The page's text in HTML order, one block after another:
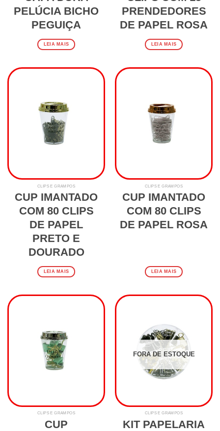
PELÚCIA BICHO
PEGUIÇA
LEIA MAIS
PRENDEDORES
DE PAPEL ROSA
LEIA MAIS
CLIPS E GRAMPOS
CUP IMANTADO
COM 80 CLIPS
DE PAPEL
PRETO E
DOURADO
LEIA MAIS
CLIPS E GRAMPOS
CUP IMANTADO
COM 80 CLIPS
DE PAPEL ROSA
LEIA MAIS
CLIPS E GRAMPOS
CUP
FORA DE ESTOQUE
CLIPS E GRAMPOS
KIT PAPELARIA